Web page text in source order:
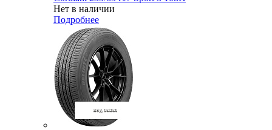
Нет в наличии
Подробнее